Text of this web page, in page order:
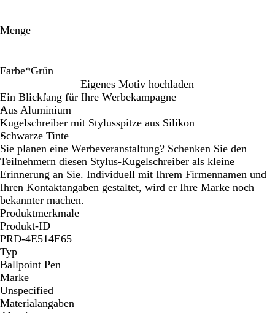
Menge
Farbe*Grün
e
t
a
l
l
i
s
c
h
G
r
a
u
r
ü
n
c
h
w
a
r
z
e
i
n
r
o
t
l
a
u
i
l
a
Eigenes Motiv hochladen
Ein Blickfang für Ihre Werbekampagne
Aus Aluminium
Kugelschreiber mit Stylusspitze aus Silikon
Schwarze Tinte
Sie planen eine Werbeveranstaltung? Schenken Sie den
Teilnehmern diesen Stylus-Kugelschreiber als kleine
Erinnerung an Sie. Individuell mit Ihrem Firmennamen und
Ihren Kontaktangaben gestaltet, wird er Ihre Marke noch
bekannter machen.
Produktmerkmale
Produkt-ID
PRD-4E514E65
Typ
Ballpoint Pen
Marke
Unspecified
Materialangaben